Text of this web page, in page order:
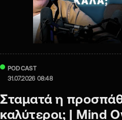
PODCAST
31.07.2026 08:48
Σταματά η
καλύτεροι; | Mind